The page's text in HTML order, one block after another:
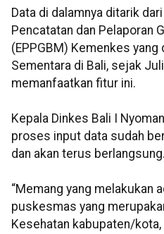
Data di dalamnya ditarik
Pencatatan dan Pelaporan
(EPPGBM) Kemenkes
Sementara di Bali, sejak
memanfaatkan fitur ini.
Kepala Dinkes Bali I
proses input data sudah
dan akan terus berlangsung.
“Memang yang melakukan
puskesmas yang
Kesehatan kabupaten/